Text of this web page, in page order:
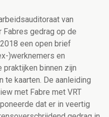
van
Fabres gedrag op de
een open brief
)werknemers en
binnen zijn
te kaarten. De aanleiding
met Fabre met VRT
dat er in veertig